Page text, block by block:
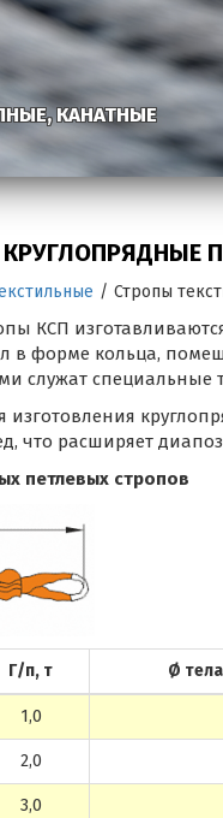
КАНАТНЫЕ
/ Стропы
КСП
в форме кольца,
служат специальные
что расширяет
петлевых стропов
Г/п, т Ø
1,0
2,0
3,0